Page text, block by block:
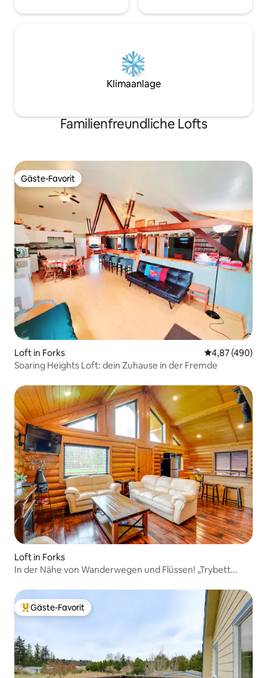
Klimaanlage
Familienfreundliche Lofts
Gäste-Favorit
Gäste-Favorit
Loft in Forks
4,87 (490)
Soaring Heights Loft: dein Zuhause in der Fremde
Loft in Forks
In der Nähe von Wanderwegen und Flüssen! „Trybett
Beliebter Gäste-Favorit.
Gäste-Favorit